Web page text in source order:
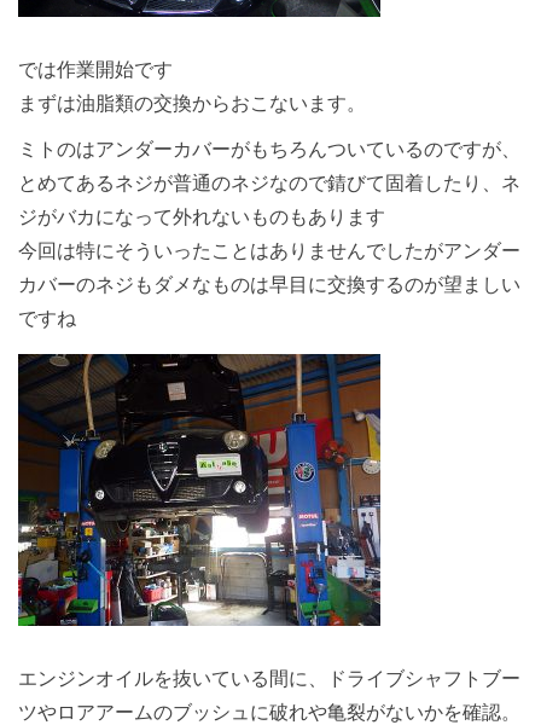
では作業開始です
まずは油脂類の交換からおこないます。
ミトのはアンダーカバーがもちろんついているのですが、
とめてあるネジが普通のネジなので錆びて固着したり、ネ
ジがバカになって外れないものもあります
今回は特にそういったことはありませんでしたがアンダー
カバーのネジもダメなものは早目に交換するのが望ましい
ですね
エンジンオイルを抜いている間に、ドライブシャフトブー
ツやロアアームのブッシュに破れや亀裂がないかを確認。